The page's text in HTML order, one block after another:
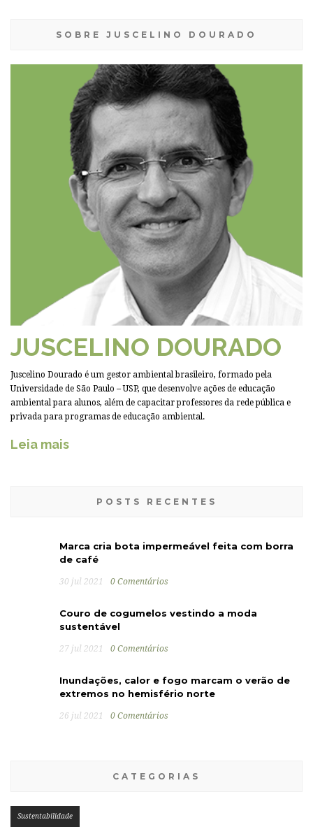
SOBRE JUSCELINO DOURADO
JUSCELINO DOURADO
Juscelino Dourado é um gestor ambiental brasileiro, formado pela
Universidade de São Paulo – USP, que desenvolve ações de educação
ambiental para alunos, além de capacitar professores da rede pública e
privada para programas de educação ambiental.
Leia mais
POSTS RECENTES
Marca cria bota impermeável feita com borra
de café
30 jul 2021 0 Comentários
Couro de cogumelos vestindo a moda
sustentável
27 jul 2021 0 Comentários
Inundações, calor e fogo marcam o verão de
extremos no hemisfério norte
26 jul 2021 0 Comentários
CATEGORIAS
Sustentabilidade